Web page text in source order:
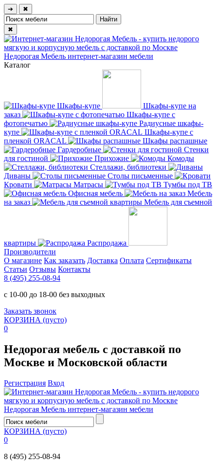
➔ ✖
✖
Недорогая Мебель интернет-магазин мебели
Каталог
Шкафы-купе
Шкафы-купе на
заказ
Шкафы-купе с
фотопечатью
Радиусные шкафы-
купе
Шкафы-купе с
пленкой ORACAL
Шкафы распашные
Гардеробные
Стенки
для гостиной
Прихожие
Комоды
Стеллажи, библиотеки
Диваны
Столы письменные
Кровати
Матрасы
Тумбы под ТВ
Офисная мебель
Мебель
на заказ
Мебель для съемной
квартиры
Распродажа
Производители
О магазине Как заказать Доставка Оплата Сертификаты
Статьи Отзывы Контакты
8 (495) 255-08-94
с 10-00 до 18-00 без выходных
Заказать звонок
КОРЗИНА (пусто)
0
Недорогая мебель с доставкой по
Москве и Московской области
Регистрация Вход
Недорогая Мебель интернет-магазин мебели
КОРЗИНА (пусто)
0
8 (495) 255-08-94